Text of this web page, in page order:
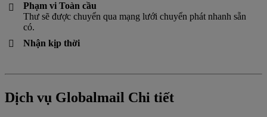

Phạm vi Toàn cầu
Thư sẽ được chuyển qua mạng lưới chuyển phát nhanh sẵn
có.

Nhận kịp thời
Dịch vụ Globalmail Chi tiết